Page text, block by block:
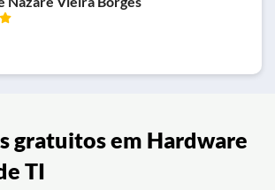
gratuitos em Hardware
TI